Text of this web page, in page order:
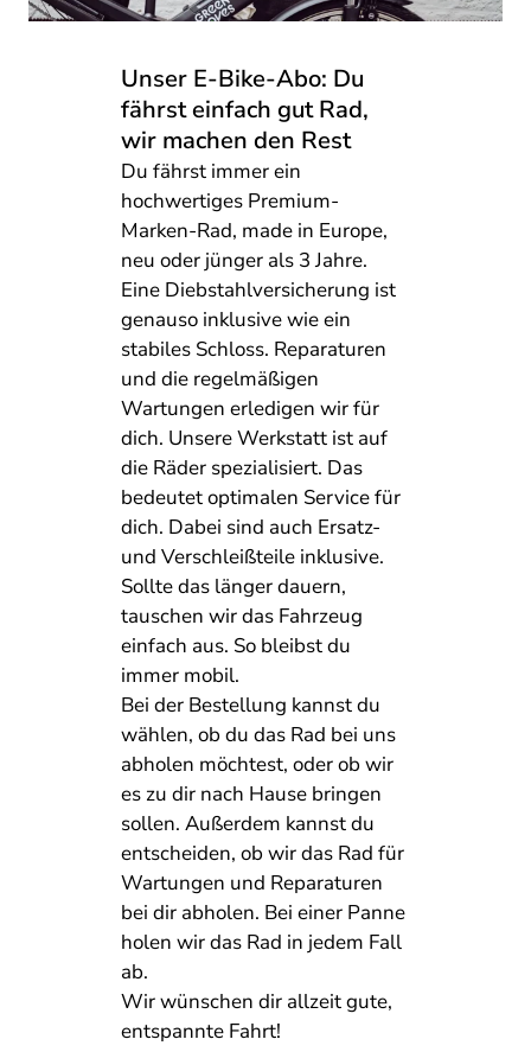
Unser E-Bike-Abo: Du
fährst einfach gut Rad,
wir machen den Rest
Du fährst immer ein
hochwertiges Premium-
Marken-Rad, made in Europe,
neu oder jünger als 3 Jahre.
Eine Diebstahlversicherung ist
genauso inklusive wie ein
stabiles Schloss. Reparaturen
und die regelmäßigen
Wartungen erledigen wir für
dich. Unsere Werkstatt ist auf
die Räder spezialisiert. Das
bedeutet optimalen Service für
dich. Dabei sind auch Ersatz-
und Verschleißteile inklusive.
Sollte das länger dauern,
tauschen wir das Fahrzeug
einfach aus. So bleibst du
immer mobil.
Bei der Bestellung kannst du
wählen, ob du das Rad bei uns
abholen möchtest, oder ob wir
es zu dir nach Hause bringen
sollen. Außerdem kannst du
entscheiden, ob wir das Rad für
Wartungen und Reparaturen
bei dir abholen. Bei einer Panne
holen wir das Rad in jedem Fall
ab.
Wir wünschen dir allzeit gute,
entspannte Fahrt!